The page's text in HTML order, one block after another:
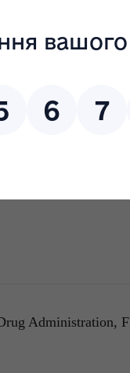
лікарських
з
Administration,